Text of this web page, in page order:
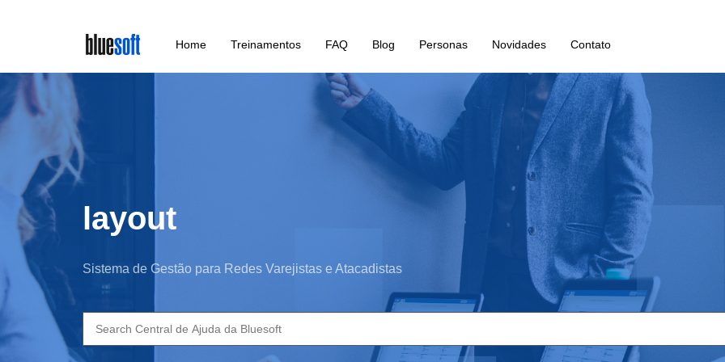
main
content
Home Treinamentos FAQ Blog Personas Novidades Contato
layout
Sistema de Gestão para Redes Varejistas e Atacadistas
Search
for: